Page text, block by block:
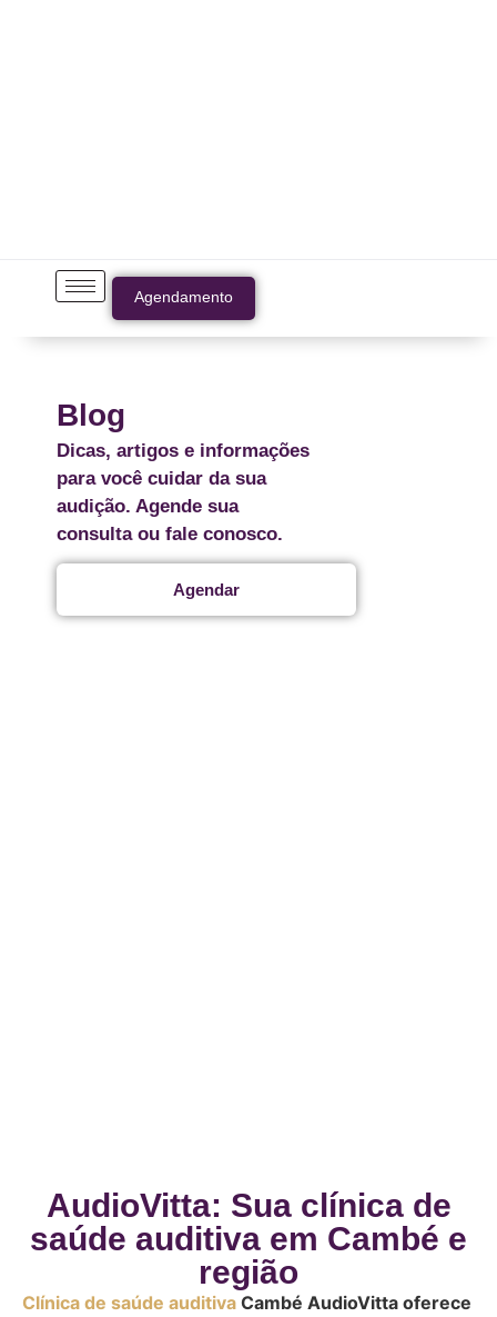
Agendamento
Blog
Dicas, artigos e informações
para você cuidar da sua
audição. Agende sua
consulta ou fale conosco.
Agendar
AudioVitta: Sua clínica de
saúde auditiva em Cambé e
região
Clínica de saúde auditiva Cambé AudioVitta oferece